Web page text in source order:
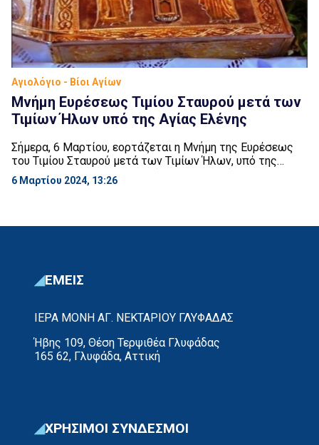
Αγιολόγιο - Βίοι Αγίων
Μνήμη Ευρέσεως Τιμίου Σταυρού μετά των
Τιμίων Ήλων υπό της Αγίας Ελένης
Σήμερα, 6 Μαρτίου, εορτάζεται η Μνήμη της Ευρέσεως
του Τιμίου Σταυρού μετά των Τιμίων Ήλων, υπό της
Αγίας Ελένης. Η Αγία Ελένη (247 – 328 μ.Χ.), μητέρα του
πρώτου Χριστινανού αυτοκράτορα Κωνσταντίνου Α’ του
και φοβερίσματα […]
6 Μαρτίου 2024, 13:26
ΕΜΕΙΣ
ΙΕΡΑ ΜΟΝΗ ΑΓ. ΝΕΚΤΑΡΙΟΥ ΓΛΥΦΑΔΑΣ
Ήβης 109, Θέση Τερψιθέα Γλυφάδας
165 62, Γλυφάδα, Αττική
ΧΡΗΣΙΜΟΙ ΣΥΝΔΕΣΜΟΙ